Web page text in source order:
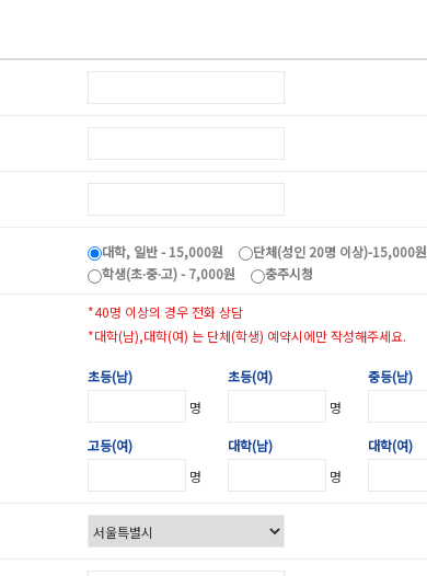
대학, 일반 - 15,000원 단체(성인 20명 이상)-15,000원
학생(초∙중∙고) - 7,000원
충주시청
*40명 이상의 경우 전화 상담
*대학(남),대학(여) 는 단체(학생) 예약시에만 작성해주세요.
초등(남)
명
초등(여)
명
중등(남)
고등(여)
명
대학(남)
명
대학(여)